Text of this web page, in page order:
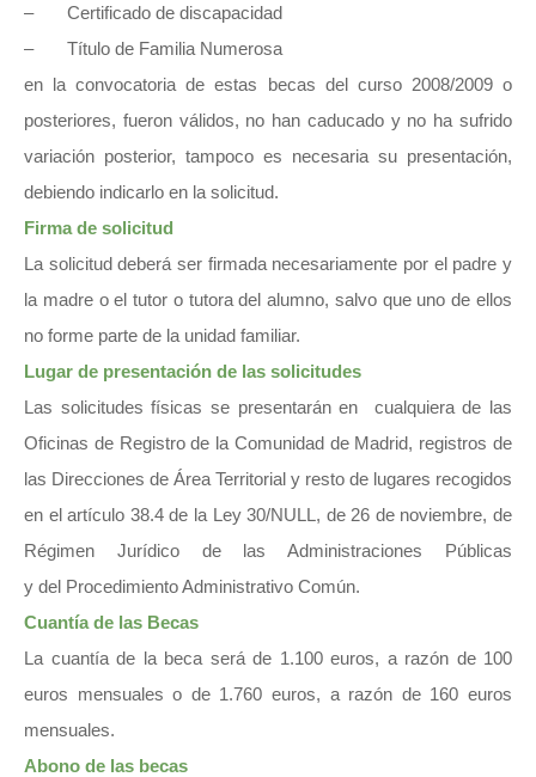
– Certificado de discapacidad
– Título de Familia Numerosa
en la convocatoria de estas becas del curso 2008/2009 o
posteriores, fueron válidos, no han caducado y no ha sufrido
variación posterior, tampoco es necesaria su presentación,
debiendo indicarlo en la solicitud.
Firma de solicitud
La solicitud deberá ser firmada necesariamente por el padre y
la madre o el tutor o tutora del alumno, salvo que uno de ellos
no forme parte de la unidad familiar.
Lugar de presentación de las solicitudes
Las solicitudes físicas se presentarán en cualquiera de las
Oficinas de Registro de la Comunidad de Madrid, registros de
las Direcciones de Área Territorial y resto de lugares recogidos
en el artículo 38.4 de la Ley 30/NULL, de 26 de noviembre, de
Régimen Jurídico de las Administraciones Públicas
y del Procedimiento Administrativo Común.
Cuantía de las Becas
La cuantía de la beca será de 1.100 euros, a razón de 100
euros mensuales o de 1.760 euros, a razón de 160 euros
mensuales.
Abono de las becas